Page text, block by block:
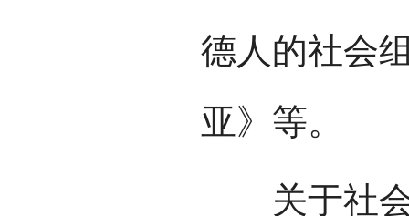
德人的社会
亚》等。
关于社会